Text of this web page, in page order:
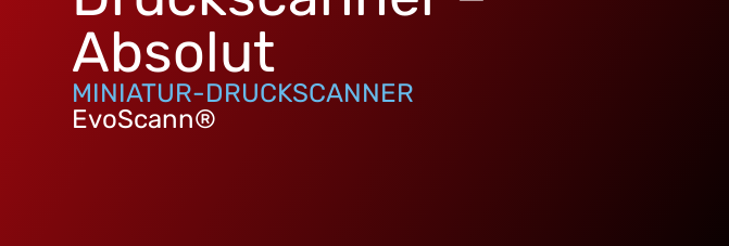
Absolut
MINIATUR-DRUCKSCANNER
EvoScann®